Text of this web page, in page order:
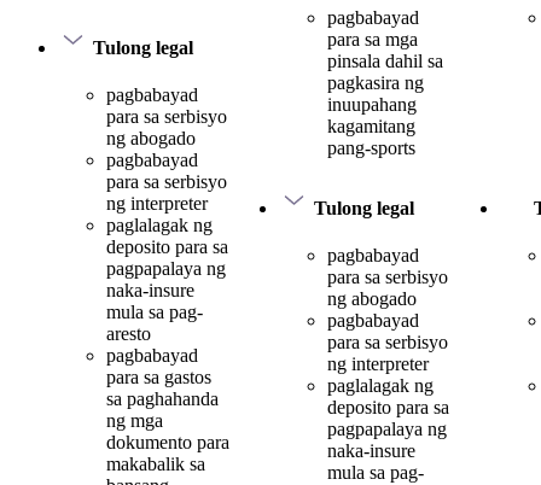
Tulong legal
pagbabayad
para sa serbisyo
ng abogado
pagbabayad
para sa serbisyo
ng interpreter
paglalagak ng
deposito para sa
pagpapalaya ng
naka-insure
mula sa pag-
aresto
pagbabayad
para sa gastos
sa paghahanda
ng mga
dokumento para
makabalik sa
pagbabayad
para sa mga
pinsala dahil sa
pagkasira ng
inuupahang
kagamitang
pang-sports
Tulong legal
pagbabayad
para sa serbisyo
ng abogado
pagbabayad
para sa serbisyo
ng interpreter
paglalagak ng
deposito para sa
pagpapalaya ng
naka-insure
mula sa pag-